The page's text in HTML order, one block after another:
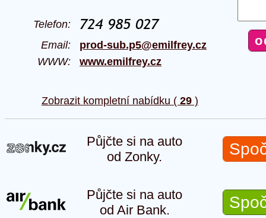
Telefon:
Email: prod-sub.p5@emilfrey.cz
WWW: www.emilfrey.cz
Zobrazit kompletní nabídku ( 29 )
Půjčte si na auto
od Zonky.
Půjčte si na auto
od Air Bank.